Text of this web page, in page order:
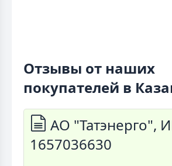
Отзывы от наших
покупателей в
АО "Татэнерго",
1657036630